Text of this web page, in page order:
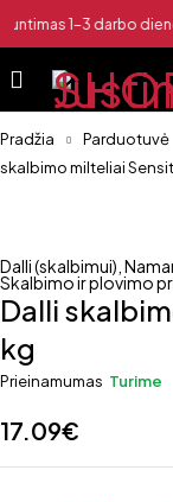
1-3 darbo
Pradžia Parduotuvė
skalbimo milteliai
Dalli (skalbimui)
Skalbimo ir plovimo
Dalli
kg
Prieinamumas Turime
17.09€